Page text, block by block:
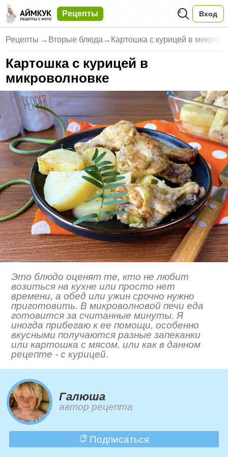
Рецепты Вход
Рецепты → Вторые блюда → Картошка с курицей в
Картошка с курицей в
микроволновке
Это блюдо оценят те, кто не любит
возиться на кухне или просто нет
времени, а обед или ужин срочно нужно
приготовить. В микроволновой печи еда
готовится за считанные минуты. Я
иногда прибегаю к ее помощи, особенно
вкусными получаются разные запеканки
или картошка с мясом, или как в данном
рецепте - с курицей.
Галюша
автор рецепта
Подписаться